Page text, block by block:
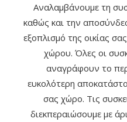
Αναλαμβάνουμε τη
καθώς και την
εξοπλισμό της οικίας
χώρου. Όλες οι
αναγράφουν το
ευκολότερη
σας χώρο. Τις
διεκπεραιώσουμε με